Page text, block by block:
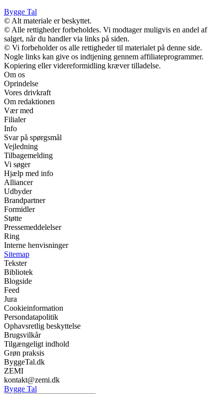
Bygge Tal
© Alt materiale er beskyttet.
© Alle rettigheder forbeholdes. Vi modtager muligvis en andel af
salget, når du handler via links på siden.
© Vi forbeholder os alle rettigheder til materialet på denne side.
Nogle links kan give os indtjening gennem affiliateprogrammer.
Kopiering eller videreformidling kræver tilladelse.
Om os
Oprindelse
Vores drivkraft
Om redaktionen
Vær med
Filialer
Info
Svar på spørgsmål
Vejledning
Tilbagemelding
Vi søger
Hjælp med info
Alliancer
Udbyder
Brandpartner
Formidler
Støtte
Pressemeddelelser
Ring
Interne henvisninger
Sitemap
Tekster
Bibliotek
Blogside
Feed
Jura
Cookieinformation
Persondatapolitik
Ophavsretlig beskyttelse
Brugsvilkår
Tilgængeligt indhold
Grøn praksis
ByggeTal.dk
ZEMI
kontakt@zemi.dk
Bygge Tal